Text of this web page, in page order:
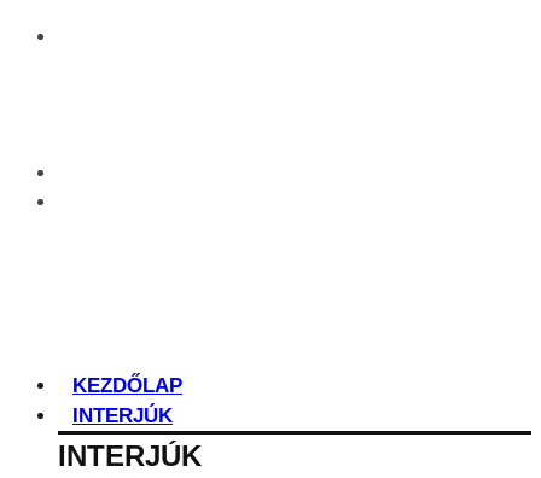
KEZDŐLAP
INTERJÚK
INTERJÚK